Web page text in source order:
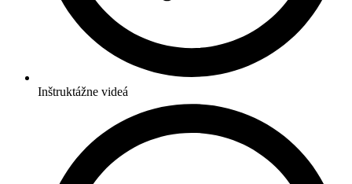
Inštruktážne videá